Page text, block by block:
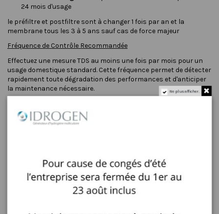
24 mois d'usage
le préfiltre et postfiltre sont à changer 1 fois par an et la
membrane tous les 3 à 5 ans sauf cas de force majeur
Fréquence de Contrôle Recommandée
Effectuez une mesure TDS au moins une fois par mois pour un
usage domestique standard. Cette fréquence permet de détecter
rapidement toute dégradation des performances et d'anticiper
la maintenance nécessaire.
Spécifications de Mesure
Alimentation: Batterie incluse (non installée)
Autonomie: Environ 1000 mesures
Extinction automatique: 10 minutes d'inactivité
Utilisation et Limites
Ne plus afficher.